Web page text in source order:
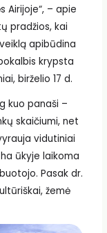
Airijoje“, – apie
pradžios, kai
apibūdina
krypsta
birželio 17 d.
kuo panaši –
skaičiumi, net
vidutiniai
ūkyje laikoma
Pasak dr.
žemė